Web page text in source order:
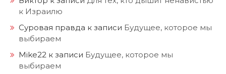
к Израилю
Суровая правда к записи Будущее, которое мы
выбираем
Mike22 к записи Будущее, которое мы
выбираем